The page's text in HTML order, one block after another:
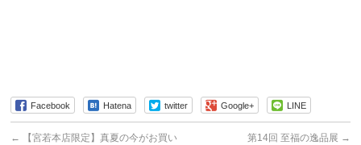
Facebook Hatena twitter Google+ LINE
←
【宮若本店限定】真夏の今がお買い
第14回 至福の逸品展 →